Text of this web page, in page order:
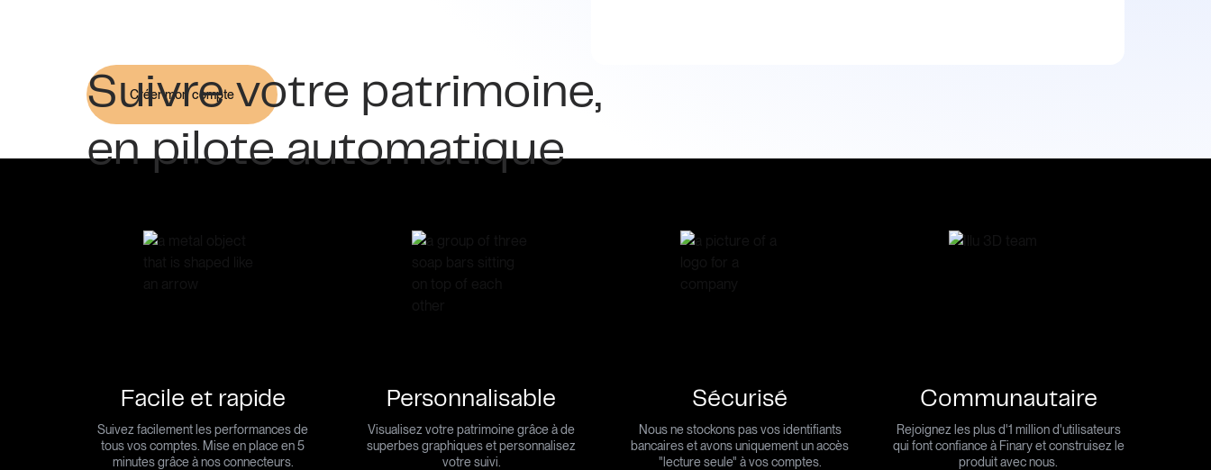
Créer mon compte
Suivre votre patrimoine,
en pilote automatique
Nous automatisons le suivi de votre patrimoine.
Facile et rapide
Suivez facilement les performances de
tous vos comptes. Mise en place en 5
minutes grâce à nos connecteurs.
Personnalisable
Visualisez votre patrimoine grâce à de
superbes graphiques et personnalisez
votre suivi.
Sécurisé
Nous ne stockons pas vos identifiants
bancaires et avons uniquement un accès
"lecture seule" à vos comptes.
Communautaire
Rejoignez les plus d'1 million d'utilisateurs
qui font confiance à Finary et construisez le
produit avec nous.